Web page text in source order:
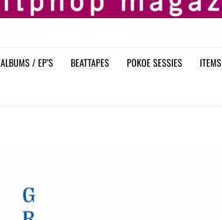
ALBUMS / EP’S BEATTAPES POKOE SESSIES ITEMS